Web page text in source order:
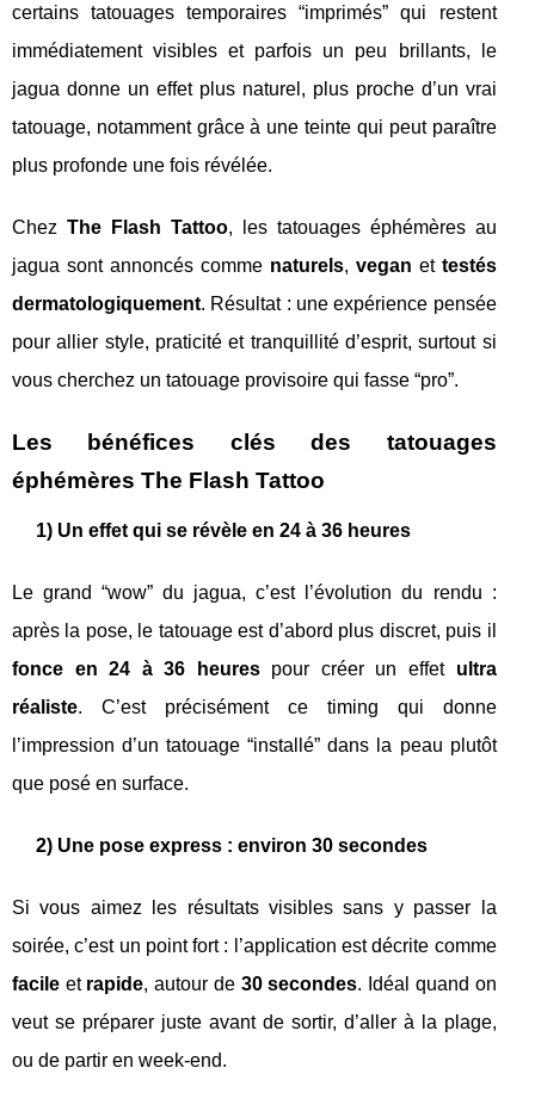
certains tatouages temporaires “imprimés” qui restent
immédiatement visibles et parfois un peu brillants, le
jagua donne un effet plus naturel, plus proche d’un vrai
tatouage, notamment grâce à une teinte qui peut paraître
plus profonde une fois révélée.
Chez The Flash Tattoo, les tatouages éphémères au
jagua sont annoncés comme naturels, vegan et testés
dermatologiquement. Résultat : une expérience pensée
pour allier style, praticité et tranquillité d’esprit, surtout si
vous cherchez un tatouage provisoire qui fasse “pro”.
Les bénéfices clés des tatouages
éphémères The Flash Tattoo
1) Un effet qui se révèle en 24 à 36 heures
Le grand “wow” du jagua, c’est l’évolution du rendu :
après la pose, le tatouage est d’abord plus discret, puis il
fonce en 24 à 36 heurespour créer un effet ultra
réaliste. C’est précisément ce timing qui donne
l’impression d’un tatouage “installé” dans la peau plutôt
que posé en surface.
2) Une pose express : environ 30 secondes
Si vous aimez les résultats visibles sans y passer la
soirée, c’est un point fort : l’application est décrite comme
facile et rapide, autour de 30 secondes. Idéal quand on
veut se préparer juste avant de sortir, d’aller à la plage,
ou de partir en week-end.